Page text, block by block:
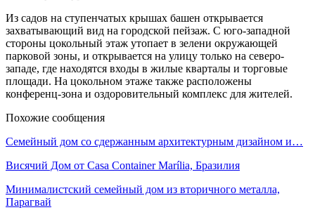
Из садов на ступенчатых крышах башен открывается
захватывающий вид на городской пейзаж. С юго-западной
стороны цокольный этаж утопает в зелени окружающей
парковой зоны, и открывается на улицу только на северо-
западе, где находятся входы в жилые кварталы и торговые
площади. На цокольном этаже также расположены
конференц-зона и оздоровительный комплекс для жителей.
Похожие сообщения
Семейный дом со сдержанным архитектурным дизайном и…
Висячий Дом от Casa Container Marília, Бразилия
Минималистский семейный дом из вторичного металла,
Парагвай